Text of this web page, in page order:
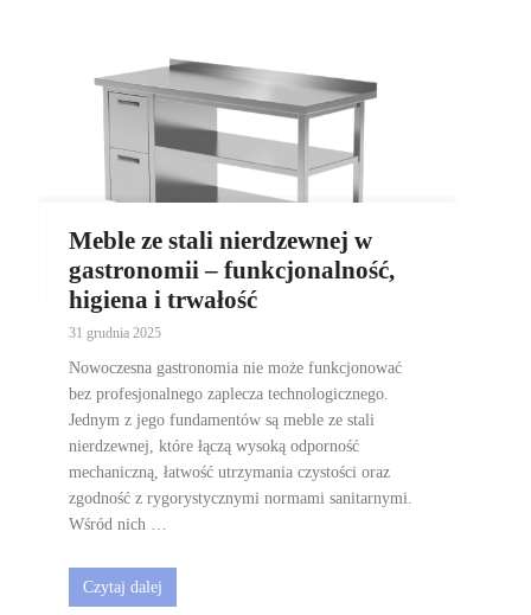
Meble ze stali nierdzewnej w
gastronomii – funkcjonalność,
higiena i trwałość
31 grudnia 2025
Nowoczesna gastronomia nie może funkcjonować
bez profesjonalnego zaplecza technologicznego.
Jednym z jego fundamentów są meble ze stali
nierdzewnej, które łączą wysoką odporność
mechaniczną, łatwość utrzymania czystości oraz
zgodność z rygorystycznymi normami sanitarnymi.
Wśród nich …
Czytaj dalej